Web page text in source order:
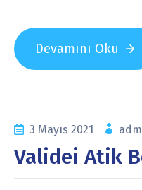
Devamını Oku
3 Mayıs 2021
Validei Atik